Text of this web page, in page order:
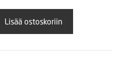
Lisää ostoskoriin